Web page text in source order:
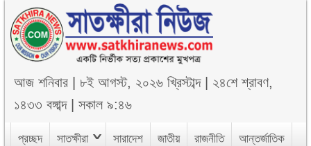
আজশনিবার ৮ই আগস্ট, ২০২৬ খ্রিস্টাব্দ| ২৪শে শ্রাবণ,
১৪৩৩ বঙ্গাব্দ|সকাল ৯:৪৬
প্রচ্ছদ সাতক্ষীরা সারাদেশ জাতীয় রাজনীতি আন্তর্জাতিক